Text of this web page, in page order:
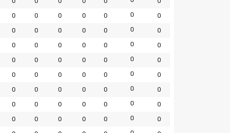
0 0 0 0 0 0 0
0 0 0 0 0 0 0
0 0 0 0 0 0 0
0 0 0 0 0 0 0
0 0 0 0 0 0 0
0 0 0 0 0 0 0
0 0 0 0 0 0 0
0 0 0 0 0 0 0